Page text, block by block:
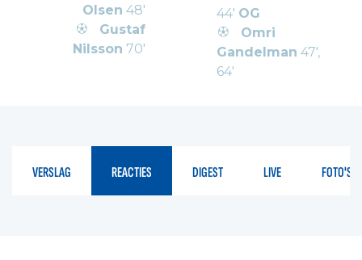
Olsen 48'
Gustaf
Nilsson 70'
44' OG
Omri
Gandelman 47',
64'
VERSLAG REACTIES DIGEST LIVE FOTO'S